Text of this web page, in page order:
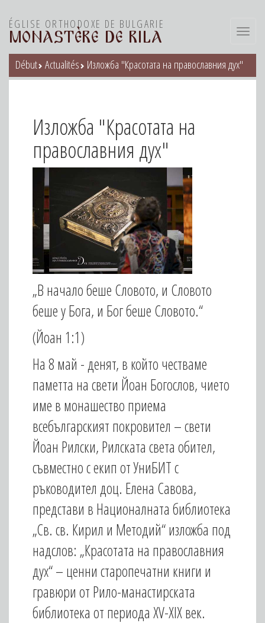
ÉGLISE ORTHODOXE DE BULGARIE
MONASTÈRE DE RILA
Début Actualités Изложба "Красотата на православния дух"
Изложба "Красотата на
православния дух"
„В начало беше Словото, и Словото
беше у Бога, и Бог беше Словото.“
(Йоан 1:1)
На 8 май - денят, в който честваме
паметта на свети Йоан Богослов, чието
име в монашество приема
всебългарският покровител – свети
Йоан Рилски, Рилската света обител,
съвместно с екип от УниБИТ с
ръководител доц. Елена Савова,
представи в Националната библиотека
„Св. св. Кирил и Методий“ изложба под
надслов: „Красотата на православния
дух“ – ценни старопечатни книги и
гравюри от Рило-манастирската
библиотека от периода XV-XIX век.